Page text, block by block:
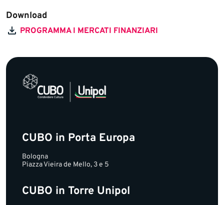
Download
PROGRAMMA I MERCATI FINANZIARI
CUBO in Porta Europa
Bologna
Piazza Vieira de Mello, 3 e 5
CUBO in Torre Unipol